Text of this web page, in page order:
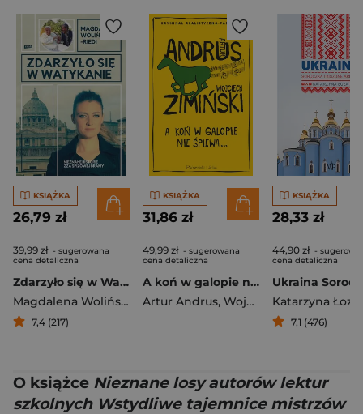
KSIĄŻKA
26,79 zł
39,99 zł - sugerowana
cena detaliczna
Zdarzyło się w Watykanie. Nieznane historie zza Spiżowej Bramy
Magdalena Wolińska-Riedi
7,4 (217)
KSIĄŻKA
31,86 zł
49,99 zł - sugerowana
cena detaliczna
A koń w galopie nie śpiewa
Artur Andrus, Wojciech Zimiński
KSIĄŻKA
28,33 zł
44,90 zł -
cena detaliczna
Katarzyna Łoza
7,1 (476)
O książce Nieznane losy autorów lektur
szkolnych Wstydliwe tajemnice mistrzów